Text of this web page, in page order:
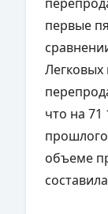
первые
что на 71
объеме